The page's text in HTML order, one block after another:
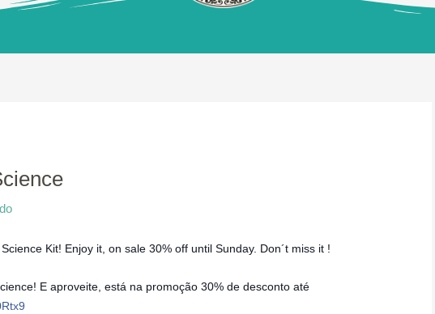
Kit! Enjoy it, on sale 30% off until Sunday. Don´t miss it !
E aproveite, está na promoção 30% de desconto até